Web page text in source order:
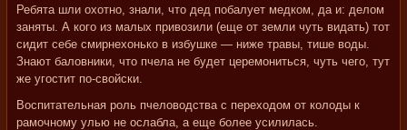
Ребята шли охотно, знали, что дед побалует медком, да и: делом
заняты. А кого из малых привозили (еще от земли чуть видать) тот
сидит себе смирнехонько в избушке — ниже травы, тише воды.
Знают баловники, что пчела не будет церемониться, чуть чего, тут
же угостит по-свойски.
Воспитательная роль пчеловодства с переходом от колоды к
рамочному улью не ослабла, а еще более усилилась.